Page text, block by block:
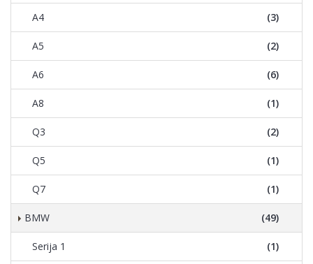
A4 (3)
A5 (2)
A6 (6)
A8 (1)
Q3 (2)
Q5 (1)
Q7 (1)
BMW (49)
Serija 1 (1)